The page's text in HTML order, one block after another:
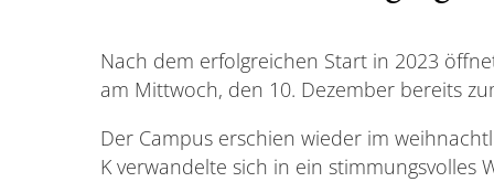
Nach dem erfolgreichen Start in 2023
am Mittwoch, den 10. Dezember bereits
Der Campus erschien wieder im
K verwandelte sich in ein stimmungsvolles